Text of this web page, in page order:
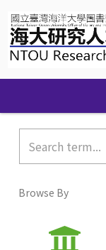
navigation
Browse By